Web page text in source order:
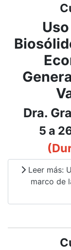
Dra.
5 a
Leer más:
marco de